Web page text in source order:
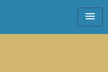
menu